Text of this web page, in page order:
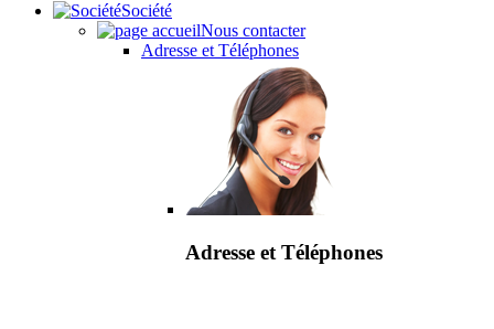
Société
Nous contacter
Adresse et Téléphones
Adresse et Téléphones